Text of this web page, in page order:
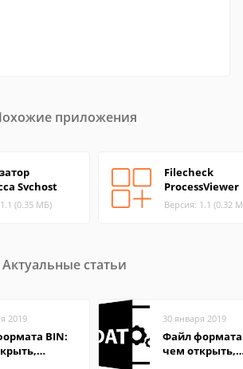
приложения
Svchost
(0.35 МБ)
Filecheck
ProcessViewer
Версия: 1.1 (0.32
Актуальные статьи
2019
BIN:
30 января 2019
Файл формата
чем открыть,